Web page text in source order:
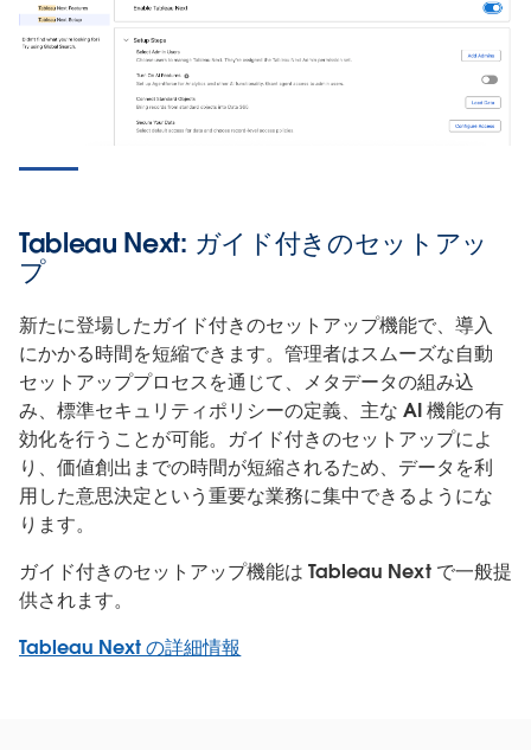
Tableau Next: ガイド付きのセットアッ
プ
新たに登場したガイド付きのセットアップ機能で、導入
にかかる時間を短縮できます。管理者はスムーズな自動
セットアッププロセスを通じて、メタデータの組み込
み、標準セキュリティポリシーの定義、主な AI 機能の有
効化を行うことが可能。ガイド付きのセットアップによ
り、価値創出までの時間が短縮されるため、データを利
用した意思決定という重要な業務に集中できるようにな
ります。
ガイド付きのセットアップ機能は Tableau Next で一般提
供されます。
Tableau Next の詳細情報